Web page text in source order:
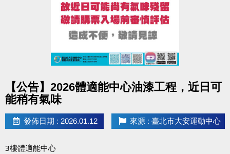
【公告】2026體適能中心油漆工程，近日可
能稍有氣味
發佈日期 : 2026.01.12 來源 : 臺北市大安運動中心
3樓體適能中心